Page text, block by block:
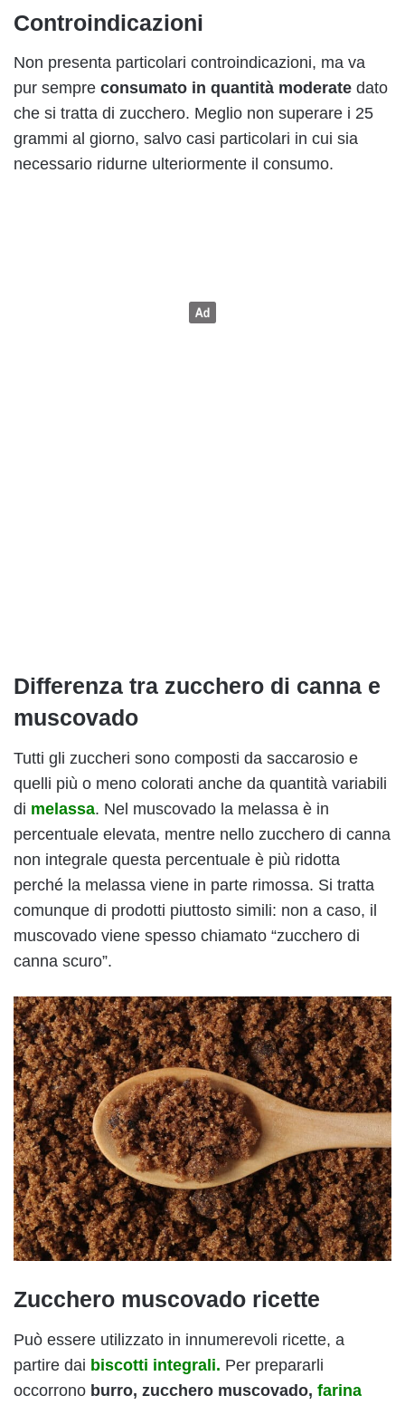
Controindicazioni
Non presenta particolari controindicazioni, ma va
pur sempre consumato in quantità moderate dato
che si tratta di zucchero. Meglio non superare i 25
grammi al giorno, salvo casi particolari in cui sia
necessario ridurne ulteriormente il consumo.
Differenza tra zucchero di canna e
muscovado
Tutti gli zuccheri sono composti da saccarosio e
quelli più o meno colorati anche da quantità variabili
di melassa. Nel muscovado la melassa è in
percentuale elevata, mentre nello zucchero di canna
non integrale questa percentuale è più ridotta
perché la melassa viene in parte rimossa. Si tratta
comunque di prodotti piuttosto simili: non a caso, il
muscovado viene spesso chiamato “zucchero di
canna scuro”.
Zucchero muscovado ricette
Può essere utilizzato in innumerevoli ricette, a
partire dai biscotti integrali. Per prepararli
occorrono burro, zucchero muscovado, farina